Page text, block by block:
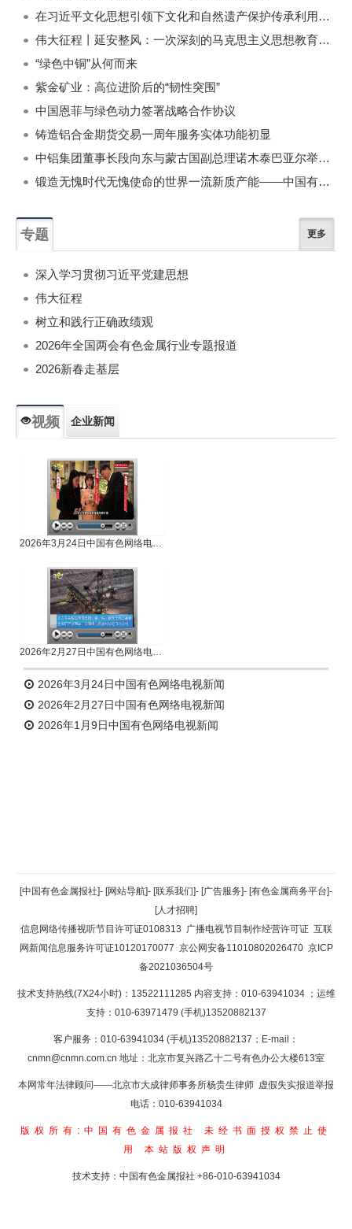
在习近平文化思想引领下文化和自然遗产保护传承利用工作开创新局面
伟大征程丨延安整风：一次深刻的马克思主义思想教育运动
“绿色中铜”从何而来
紫金矿业：高位进阶后的“韧性突围”
中国恩菲与绿色动力签署战略合作协议
铸造铝合金期货交易一周年服务实体功能初显
中铝集团董事长段向东与蒙古国副总理诺木泰巴亚尔举行会谈
锻造无愧时代无愧使命的世界一流新质产能——中国有色金属工业的战略应对与破局之道（二）
专题 更多
深入学习贯彻习近平党建思想
伟大征程
树立和践行正确政绩观
2026年全国两会有色金属行业专题报道
2026新春走基层
视频 企业新闻
2026年3月24日中国有色网络电视新闻
2026年2月27日中国有色网络电视新闻
2026年3月24日中国有色网络电视新闻
2026年2月27日中国有色网络电视新闻
2026年1月9日中国有色网络电视新闻
返回顶部
返回首页
[中国有色金属报社]- [网站导航]- [联系我们]- [广告服务]- [有色金属商务平台]-
[人才招聘]
信息网络传播视听节目许可证0108313 广播电视节目制作经营许可证 互联
网新闻信息服务许可证10120170077 京公网安备11010802026470 京ICP
备2021036504号
技术支持热线(7X24小时)：13522111285 内容支持：010-63941034 ；运维
支持：010-63971479 (手机)13520882137
客户服务：010-63941034 (手机)13520882137；E-mail：
cnmn@cnmn.com.cn 地址：北京市复兴路乙十二号有色办公大楼613室
本网常年法律顾问——北京市大成律师事务所杨贵生律师 虚假失实报道举报
电话：010-63941034
版权所有:中国有色金属报社
未经书面授权禁止使
用 本站版权声明
技术支持：中国有色金属报社 +86-010-63941034